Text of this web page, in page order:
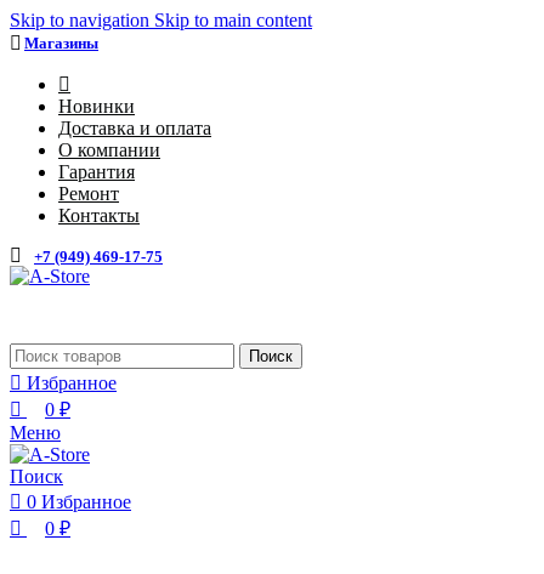
Skip to navigation Skip to main content
Магазины
Новинки
Доставка и оплата
О компании
Гарантия
Ремонт
Контакты
+7 (949) 469-17-75
Поиск
Избранное
0 ₽
Меню
Поиск
0 Избранное
0 ₽